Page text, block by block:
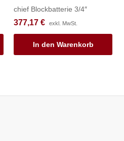
chief Blockbatterie 3/4″
377,17 € exkl. MwSt.
In den Warenkorb